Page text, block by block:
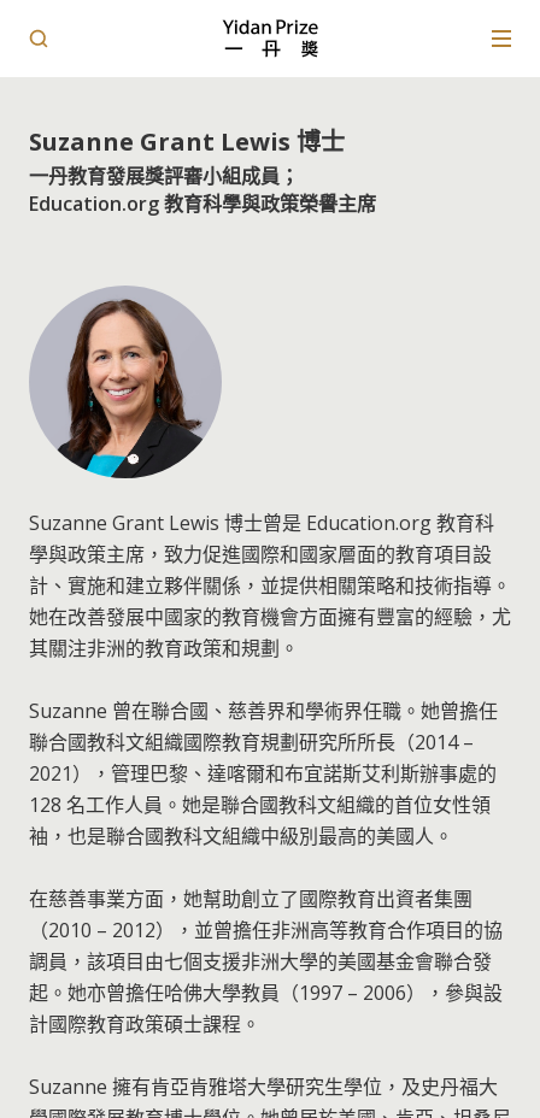
Suzanne Grant Lewis 博士
一丹教育發展獎評審小組成員；
Education.org 教育科學與政策榮譽主席
Suzanne Grant Lewis 博士曾是 Education.org 教育科
學與政策主席，致力促進國際和國家層面的教育項目設
計、實施和建立夥伴關係，並提供相關策略和技術指導。
她在改善發展中國家的教育機會方面擁有豐富的經驗，尤
其關注非洲的教育政策和規劃。
Suzanne 曾在聯合國、慈善界和學術界任職。她曾擔任
聯合國教科文組織國際教育規劃研究所所長（2014 –
2021），管理巴黎、達喀爾和布宜諾斯艾利斯辦事處的
128 名工作人員。她是聯合國教科文組織的首位女性領
袖，也是聯合國教科文組織中級別最高的美國人。
在慈善事業方面，她幫助創立了國際教育出資者集團
（2010 – 2012），並曾擔任非洲高等教育合作項目的協
調員，該項目由七個支援非洲大學的美國基金會聯合發
起。她亦曾擔任哈佛大學教員（1997 – 2006），參與設
計國際教育政策碩士課程。
Suzanne 擁有肯亞肯雅塔大學研究生學位，及史丹福大